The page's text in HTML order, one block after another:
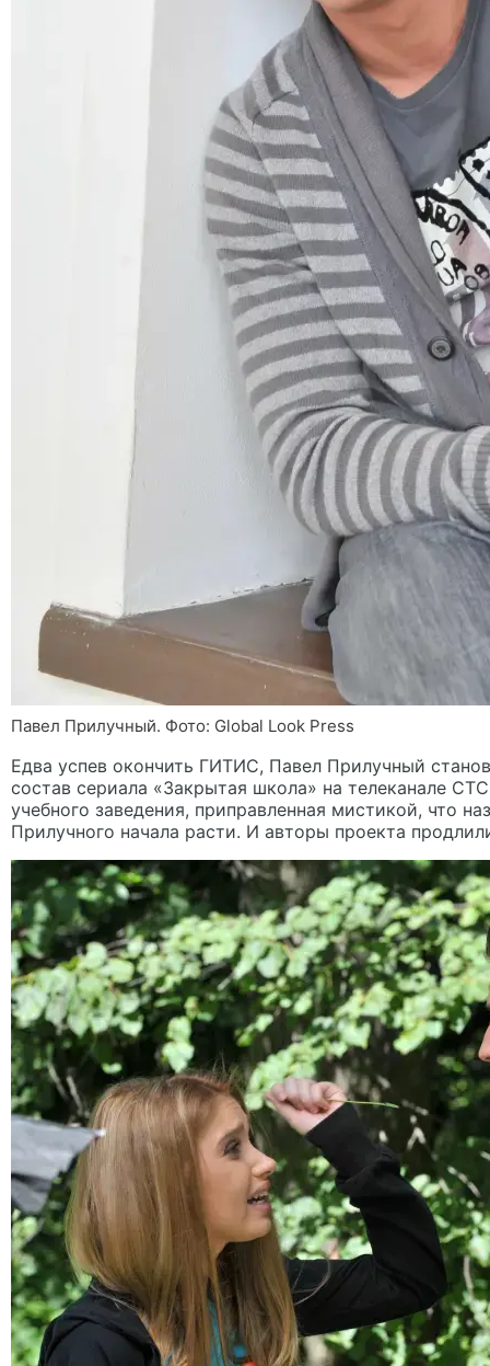
Павел Прилучный. Фото: Global Look Рress
Едва успев окончить ГИТИС, Павел Прилучный
состав сериала «Закрытая школа» на телеканале
учебного заведения, приправленная мистикой, что
Прилучного начала расти. И авторы проекта